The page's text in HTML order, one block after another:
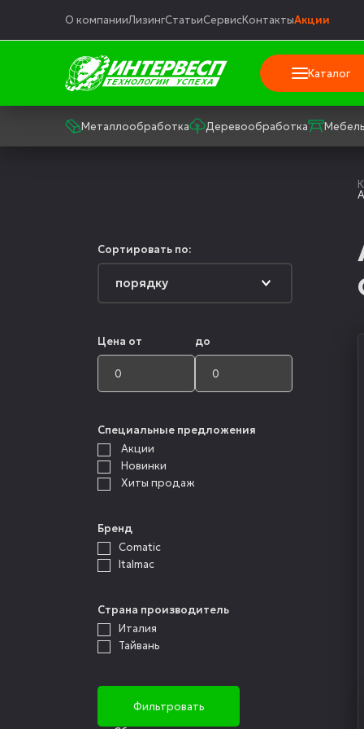
О компанииЛизингСтатьиСервисКонтактыАкции
Каталог
Металлообработка Деревообработка
Сортировать по:
Цена от до
Специальные предложения
Акции
Новинки
Хиты продаж
Бренд
Comatic
Italmac
Страна производитель
Италия
Тайвань